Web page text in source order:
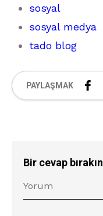
sosyal
sosyal medya
tado blog
PAYLAŞMAK
Bir cevap bırakın